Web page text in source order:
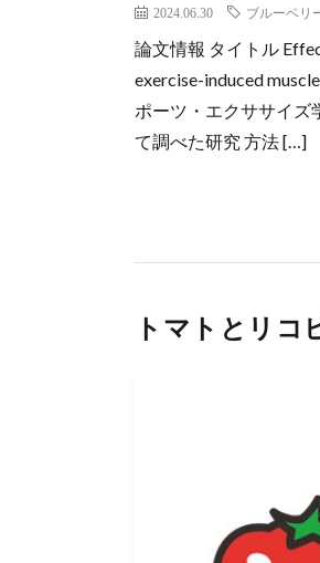
2024.06.30 ブルーベリ
論文情報 タイトル
exercise-induced
ポーツ・エクササイズ
て調べた研究 方法 […]
トマトとリコ